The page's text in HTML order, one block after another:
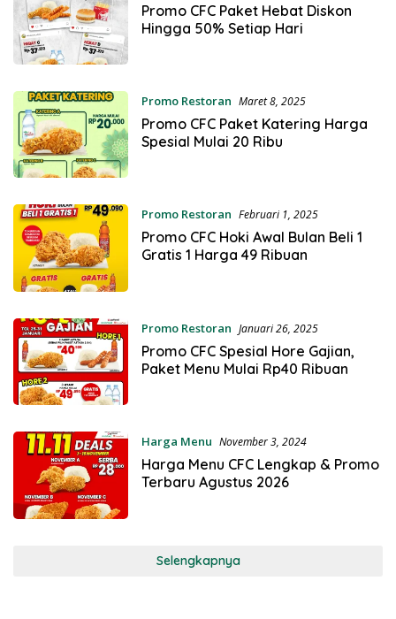
Promo CFC Paket Hebat Diskon
Hingga 50% Setiap Hari
Promo Restoran Maret 8, 2025
Promo CFC Paket Katering Harga
Spesial Mulai 20 Ribu
Promo Restoran Februari 1, 2025
Promo CFC Hoki Awal Bulan Beli 1
Gratis 1 Harga 49 Ribuan
Promo Restoran Januari 26, 2025
Promo CFC Spesial Hore Gajian,
Paket Menu Mulai Rp40 Ribuan
Harga Menu November 3, 2024
Harga Menu CFC Lengkap & Promo
Terbaru Agustus 2026
Selengkapnya